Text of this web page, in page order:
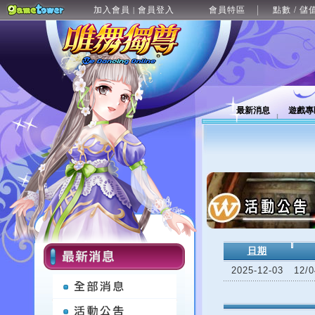
加入會員 | 會員登入 會員特區 點數 / 儲
最新消息 遊戲
日期
2025-12-03
12/